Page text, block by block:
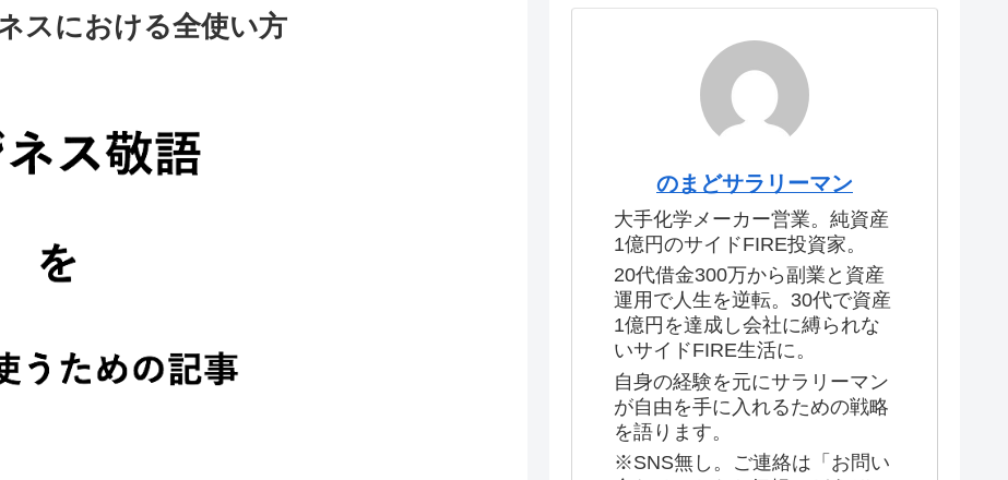
スにおける全使い方
のまどサラリーマン
大手化学メーカー営業。純資産
1億円のサイドFIRE投資家。
20代借金300万から副業と資産
運用で人生を逆転。30代で資産
1億円を達成し会社に縛られな
いサイドFIRE生活に。
自身の経験を元にサラリーマン
が自由を手に入れるための戦略
を語ります。
※SNS無し。ご連絡は「お問い